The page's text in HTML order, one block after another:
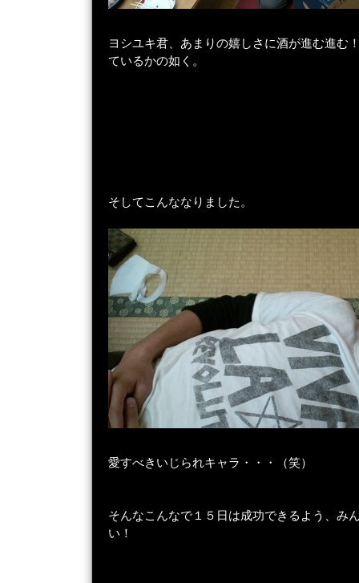
ヨシユキ君、あまりの嬉しさに酒が進む進む
ているかの如く。
そしてこんななりました。
愛すべきいじられキャラ・・・（笑）
そんなこんなで１５日は成功できるよう、み
い！